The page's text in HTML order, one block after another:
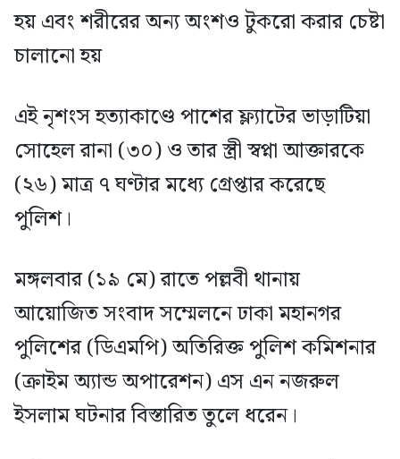
হয় এবং শরীরের অন্য অংশও টুকরো করার চেষ্টা
চালানো হয়
এই নৃশংস হত্যাকাণ্ডে পাশের ফ্ল্যাটের ভাড়াটিয়া
সোহেল রানা (৩০) ও তার স্ত্রী স্বপ্না আক্তারকে
(২৬) মাত্র ৭ ঘণ্টার মধ্যে গ্রেপ্তার করেছে
পুলিশ।
মঙ্গলবার (১৯ মে) রাতে পল্লবী থানায়
আয়োজিত সংবাদ সম্মেলনে ঢাকা মহানগর
পুলিশের (ডিএমপি) অতিরিক্ত পুলিশ কমিশনার
(ক্রাইম অ্যান্ড অপারেশন) এস এন নজরুল
ইসলাম ঘটনার বিস্তারিত তুলে ধরেন।